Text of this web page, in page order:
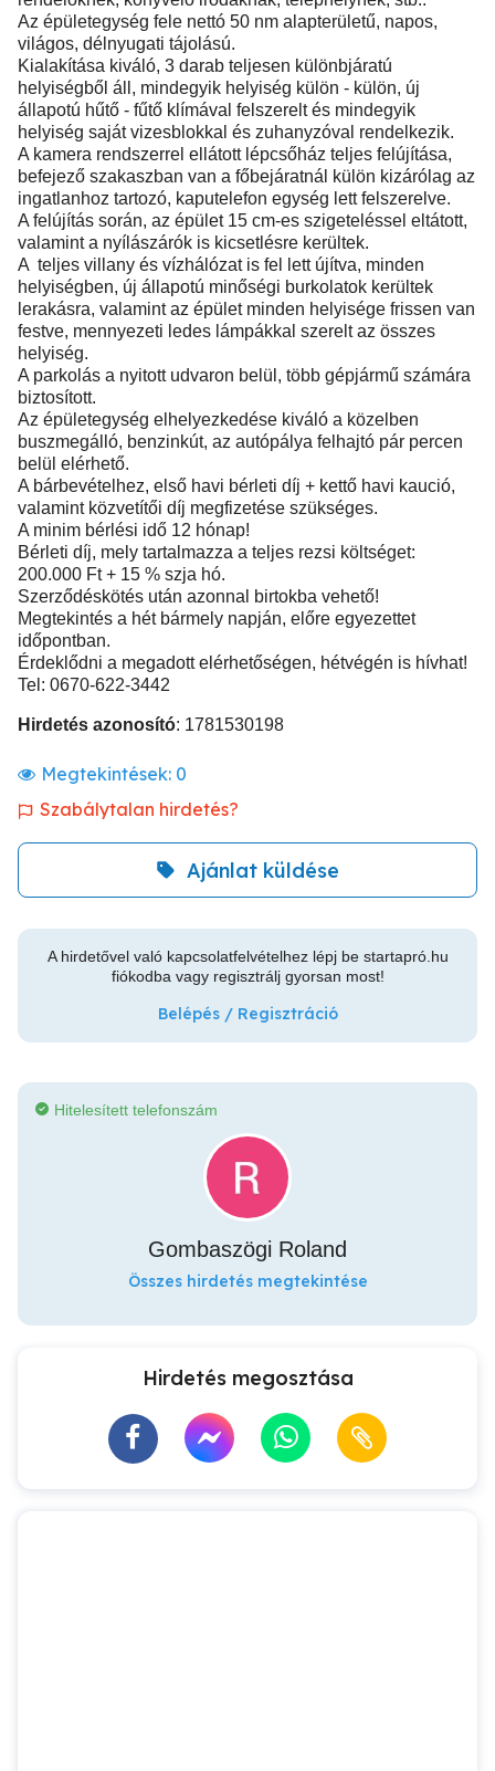
Az épületegység fele nettó 50 nm alapterületű, napos,
világos, délnyugati tájolású.
Kialakítása kiváló, 3 darab teljesen különbjáratú
helyiségből áll, mindegyik helyiség külön - külön, új
állapotú hűtő - fűtő klímával felszerelt és mindegyik
helyiség saját vizesblokkal és zuhanyzóval rendelkezik.
A kamera rendszerrel ellátott lépcsőház teljes felújítása,
befejező szakaszban van a főbejáratnál külön kizárólag az
ingatlanhoz tartozó, kaputelefon egység lett felszerelve.
A felújítás során, az épület 15 cm-es szigeteléssel eltátott,
valamint a nyílászárók is kicsetlésre kerültek.
A teljes villany és vízhálózat is fel lett újítva, minden
helyiségben, új állapotú minőségi burkolatok kerültek
lerakásra, valamint az épület minden helyisége frissen van
festve, mennyezeti ledes lámpákkal szerelt az összes
helyiség.
A parkolás a nyitott udvaron belül, több gépjármű számára
biztosított.
Az épületegység elhelyezkedése kiváló a közelben
buszmegálló, benzinkút, az autópálya felhajtó pár percen
belül elérhető.
A bárbevételhez, első havi bérleti díj + kettő havi kaució,
valamint közvetítői díj megfizetése szükséges.
A minim bérlési idő 12 hónap!
Bérleti díj, mely tartalmazza a teljes rezsi költséget:
200.000 Ft + 15 % szja hó.
Szerződéskötés után azonnal birtokba vehető!
Megtekintés a hét bármely napján, előre egyezettet
időpontban.
Érdeklődni a megadott elérhetőségen, hétvégén is hívhat!
Tel: 0670-622-3442
Hirdetés azonosító: 1781530198
Megtekintések: 0
Szabálytalan hirdetés?
Ajánlat küldése
A hirdetővel való kapcsolatfelvételhez lépj be startapró.hu
fiókodba vagy regisztrálj gyorsan most!
Belépés / Regisztráció
Hitelesített telefonszám
Gombaszögi Roland
Összes hirdetés megtekintése
Hirdetés megosztása